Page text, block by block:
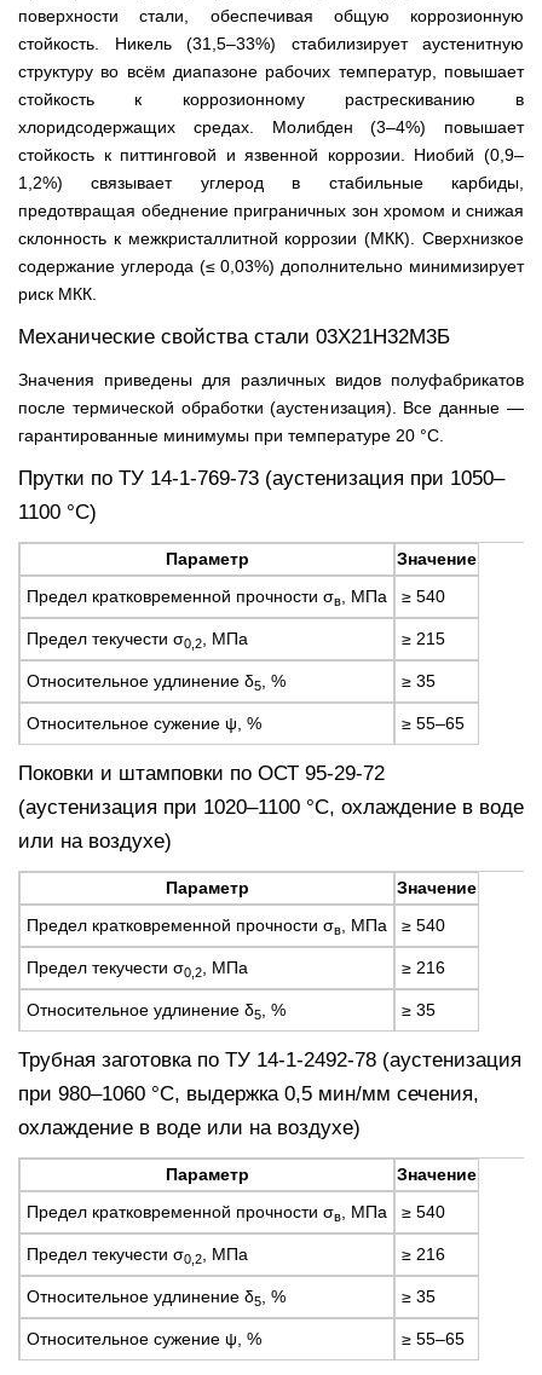
поверхности стали, обеспечивая общую коррозионную
стойкость. Никель (31,5–33%) стабилизирует аустенитную
структуру во всём диапазоне рабочих температур, повышает
стойкость к коррозионному растрескиванию в
хлоридсодержащих средах. Молибден (3–4%) повышает
стойкость к питтинговой и язвенной коррозии. Ниобий (0,9–
1,2%) связывает углерод в стабильные карбиды,
предотвращая обеднение приграничных зон хромом и снижая
склонность к межкристаллитной коррозии (МКК). Сверхнизкое
содержание углерода (≤ 0,03%) дополнительно минимизирует
риск МКК.
Механические свойства стали 03Х21Н32М3Б
Значения приведены для различных видов полуфабрикатов
после термической обработки (аустенизация). Все данные —
гарантированные минимумы при температуре 20 °С.
Прутки по ТУ 14-1-769-73 (аустенизация при 1050–
1100 °С)
Параметр
Значение
Предел кратковременной прочности σв , МПа ≥ 540
Предел текучести σ0,2 , МПа ≥ 215
Относительное удлинение δ5 , % ≥ 35
Относительное сужение ψ, % ≥ 55–65
Поковки и штамповки по ОСТ 95-29-72
(аустенизация при 1020–1100 °С, охлаждение в воде
или на воздухе)
Параметр
Значение
Предел кратковременной прочности σв , МПа ≥ 540
Предел текучести σ0,2 , МПа ≥ 216
Относительное удлинение δ5 , % ≥ 35
Трубная заготовка по ТУ 14-1-2492-78 (аустенизация
при 980–1060 °С, выдержка 0,5 мин/мм сечения,
охлаждение в воде или на воздухе)
Параметр
Значение
Предел кратковременной прочности σв , МПа ≥ 540
Предел текучести σ0,2 , МПа ≥ 216
Относительное удлинение δ5 , % ≥ 35
Относительное сужение ψ, % ≥ 55–65